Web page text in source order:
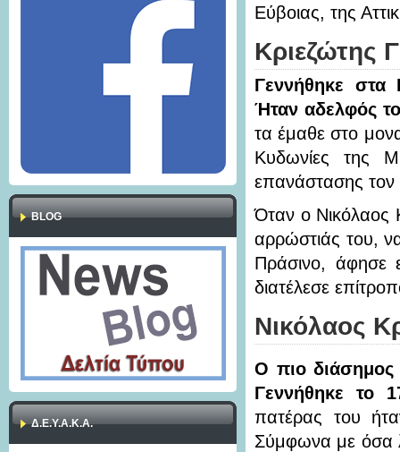
BLOG
Δ.Ε.Υ.Α.Κ.Α.
Εύβοιας, της
Κριεζώτης
Γεννήθηκε στα
Ήταν αδελφός
τα έμαθε στο
Κυδωνίες της
επανάστασης τον
Όταν ο Νικόλαος
αρρώστιάς του,
Πράσινο, άφησε
διατέλεσε
Νικόλαος
Ο πιο διάσημος
Γεννήθηκε το
πατέρας του
Σύμφωνα με όσα